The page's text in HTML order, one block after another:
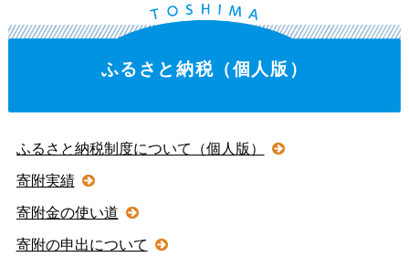
ふるさと納税（個人版）
ふるさと納税制度について（個人版）
寄附実績
寄附金の使い道
寄附の申出について